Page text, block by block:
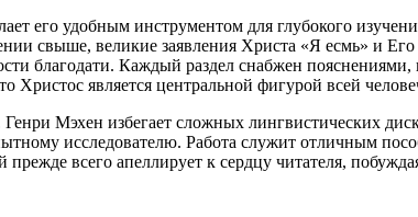
его удобным инструментом для глубокого
свыше, великие заявления Христа «Я есмь» и
благодати. Каждый раздел снабжен
является центральной фигурой всей
Мэхен избегает сложных лингвистических
исследователю. Работа служит отличным
всего апеллирует к сердцу читателя,